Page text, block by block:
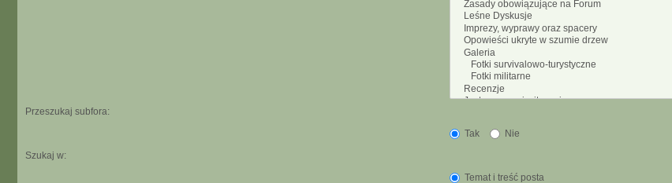
Przeszukaj subfora:
Tak
Nie
Szukaj w:
Temat i treść posta